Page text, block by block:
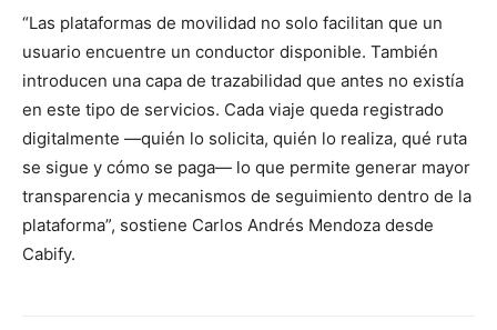
“Las plataformas de movilidad no solo facilitan que un
usuario encuentre un conductor disponible. También
introducen una capa de trazabilidad que antes no existía
en este tipo de servicios. Cada viaje queda registrado
digitalmente —quién lo solicita, quién lo realiza, qué ruta
se sigue y cómo se paga— lo que permite generar mayor
transparencia y mecanismos de seguimiento dentro de la
plataforma”, sostiene Carlos Andrés Mendoza desde
Cabify.